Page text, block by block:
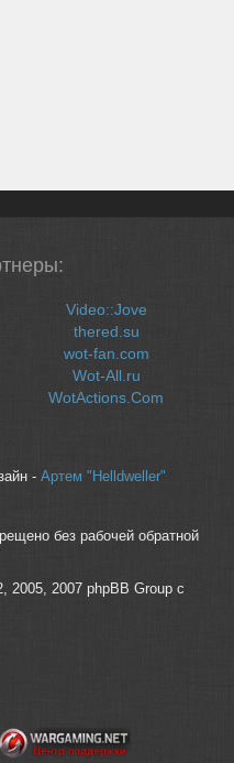
Video::Jove
thered.su
wot-fan.com
Wot-All.ru
WotActions.Com
- Артем "Helldweller"
без рабочей обратной
2005, 2007 phpBB Group с